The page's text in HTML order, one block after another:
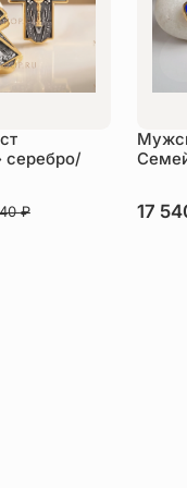
серебро/
₽ В
17